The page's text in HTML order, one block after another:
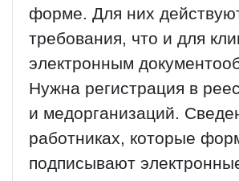
форме. Для них
требования, что и для
электронным
Нужна регистрация в
и медорганизаций.
работниках, которые
подписывают